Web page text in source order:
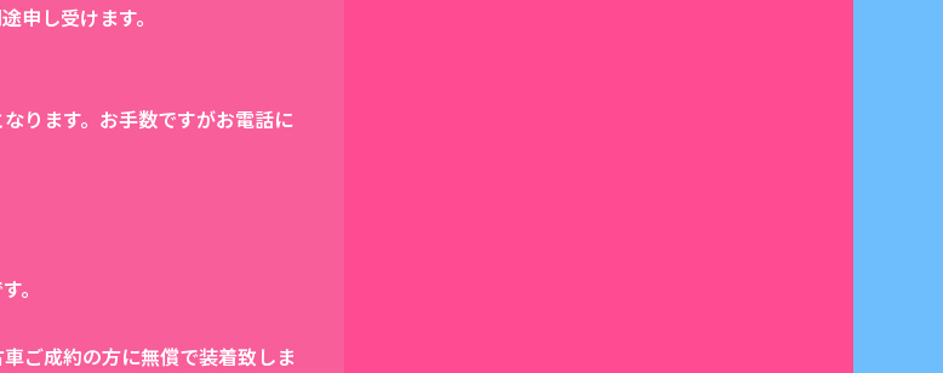
申し受けます。
ります。お手数ですがお電話に
。
ご成約の方に無償で装着致しま